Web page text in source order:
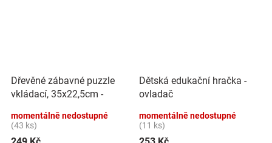
Dřevěné zábavné puzzle
vkládací, 35x22,5cm -
momentálně nedostupné
(43 ks)
Dětská edukační hračka -
ovladač
momentálně nedostupné
(11 ks)